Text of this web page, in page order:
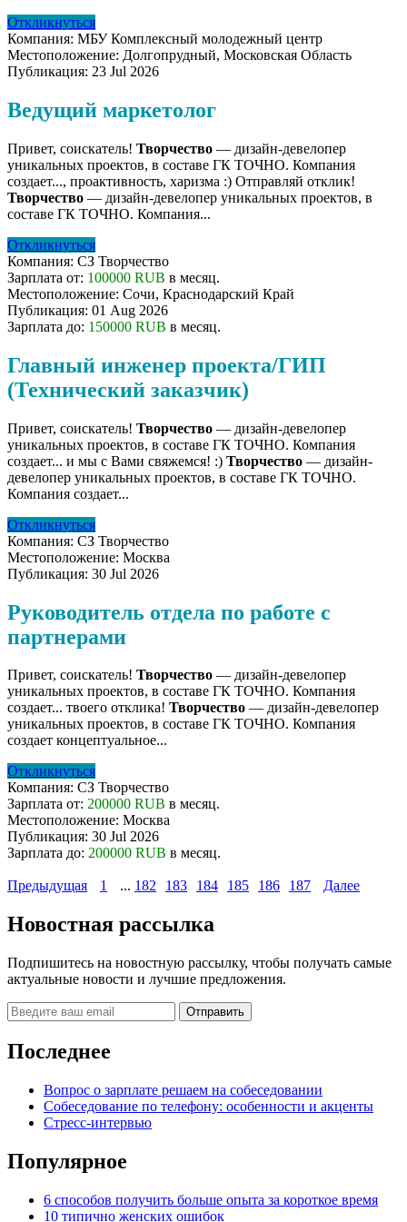
Откликнуться
Компания: МБУ Комплексный молодежный центр
Местоположение: Долгопрудный, Московская Область
Публикация: 23 Jul 2026
Ведущий маркетолог
Привет, соискатель! Творчество — дизайн-девелопер
уникальных проектов, в составе ГК ТОЧНО. Компания
создает..., проактивность, харизма :) Отправляй отклик!
Творчество — дизайн-девелопер уникальных проектов, в
составе ГК ТОЧНО. Компания...
Откликнуться
Компания: СЗ Творчество
Зарплата от: 100000 RUB в месяц.
Местоположение: Сочи, Краснодарский Край
Публикация: 01 Aug 2026
Зарплата до: 150000 RUB в месяц.
Главный инженер проекта/ГИП
(Технический заказчик)
Привет, соискатель! Творчество — дизайн-девелопер
уникальных проектов, в составе ГК ТОЧНО. Компания
создает... и мы с Вами свяжемся! :) Творчество — дизайн-
девелопер уникальных проектов, в составе ГК ТОЧНО.
Компания создает...
Откликнуться
Компания: СЗ Творчество
Местоположение: Москва
Публикация: 30 Jul 2026
Руководитель отдела по работе с
партнерами
Привет, соискатель! Творчество — дизайн-девелопер
уникальных проектов, в составе ГК ТОЧНО. Компания
создает... твоего отклика! Творчество — дизайн-девелопер
уникальных проектов, в составе ГК ТОЧНО. Компания
создает концептуальное...
Откликнуться
Компания: СЗ Творчество
Зарплата от: 200000 RUB в месяц.
Местоположение: Москва
Публикация: 30 Jul 2026
Зарплата до: 200000 RUB в месяц.
Предыдущая 1 ... 182 183 184 185 186 187 Далее
Новостная рассылка
Подпишитесь на новостную рассылку, чтобы получать самые
актуальные новости и лучшие предложения.
Последнее
Вопрос о зарплате решаем на собеседовании
Собеседование по телефону: особенности и акценты
Стресс-интервью
Популярное
6 способов получить больше опыта за короткое время
10 типично женских ошибок